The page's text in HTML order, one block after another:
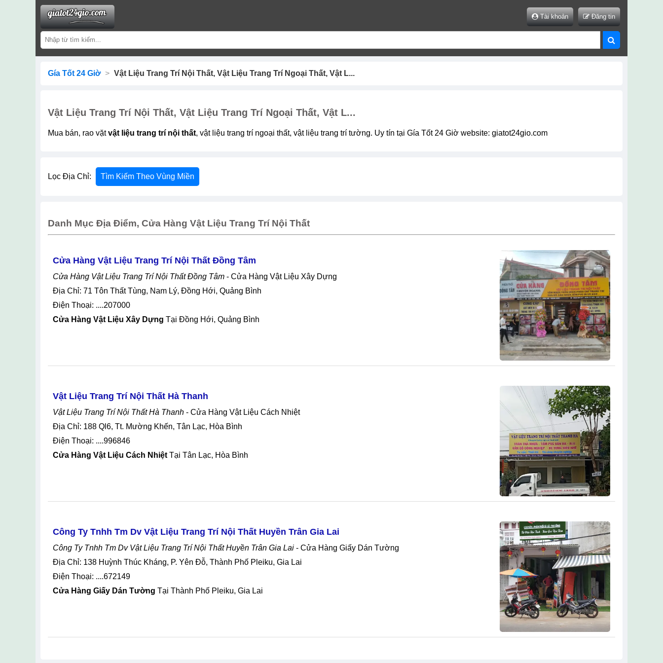
Tài khoản Đăng tin
Gía Tốt 24 Giờ > Vật Liệu Trang Trí Nội Thất, Vật Liệu Trang Trí Ngoại Thất, Vật L...
Vật Liệu Trang Trí Nội Thất, Vật Liệu Trang Trí Ngoại Thất, Vật L...
Mua bán, rao vặtvật liệu trang trí nội thất, vật liệu trang trí ngoại thất, vật liệu trang trí tường. Uy tín tại Gía Tốt 24 Giờ website: giatot24gio.com
Lọc Địa Chỉ: Tìm Kiếm Theo Vùng Miền
Danh Mục Địa Điểm, Cửa Hàng Vật Liệu Trang Trí Nội Thất
Cửa Hàng Vật Liệu Trang Trí Nội Thất Đồng Tâm
Cửa Hàng Vật Liệu Trang Trí Nội Thất Đồng Tâm - Cửa Hàng Vật Liệu Xây Dựng
Địa Chỉ: 71 Tôn Thất Tùng, Nam Lý, Đồng Hới, Quảng Bình
Điện Thoại: ....207000
Cửa Hàng Vật Liệu Xây Dựng Tại Đồng Hới, Quảng Bình
Vật Liệu Trang Trí Nội Thất Hà Thanh
Vật Liệu Trang Trí Nội Thất Hà Thanh - Cửa Hàng Vật Liệu Cách Nhiệt
Địa Chỉ: 188 Ql6, Tt. Mường Khến, Tân Lạc, Hòa Bình
Điện Thoại: ....996846
Cửa Hàng Vật Liệu Cách Nhiệt Tại Tân Lạc, Hòa Bình
Công Ty Tnhh Tm Dv Vật Liệu Trang Trí Nội Thất Huyền Trân Gia Lai
Công Ty Tnhh Tm Dv Vật Liệu Trang Trí Nội Thất Huyền Trân Gia Lai - Cửa Hàng Giấy Dán Tường
Địa Chỉ: 138 Huỳnh Thúc Kháng, P. Yên Đỗ, Thành Phố Pleiku, Gia Lai
Điện Thoại: ....672149
Cửa Hàng Giấy Dán Tường Tại Thành Phố Pleiku, Gia Lai